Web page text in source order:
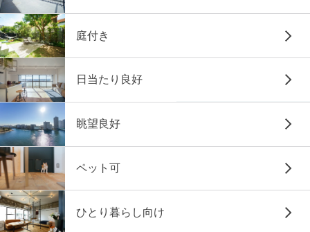
庭付き
日当たり良好
眺望良好
ペット可
ひとり暮らし向け